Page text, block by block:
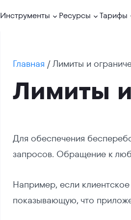
Инструменты Ресурсы Тарифы
Главная /Лимиты и
Лимиты
Для обеспечения
запросов. Обращение к
Например, если
показывающую, что